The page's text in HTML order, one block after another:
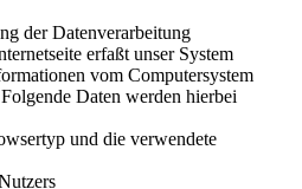
der Datenverarbeitung
erfaßt unser System
vom Computersystem
Daten werden hierbei
und die verwendete